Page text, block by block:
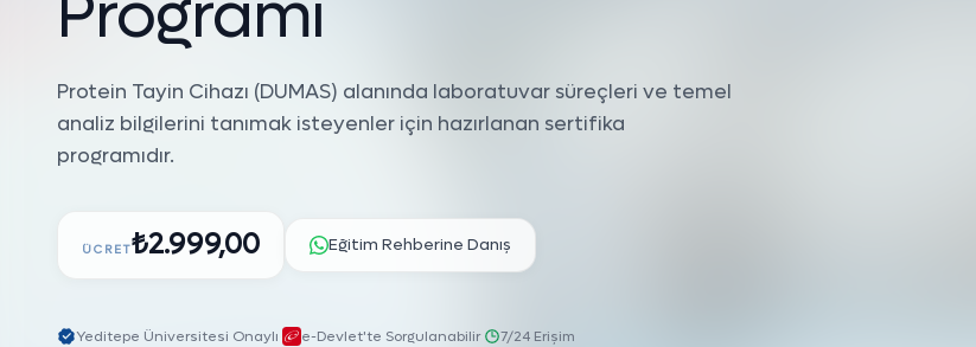
Protein Tayin Cihazı (DUMAS) alanında laboratuvar süreçleri ve temel
analiz bilgilerini tanımak isteyenler için hazırlanan sertifika
programıdır.
ÜCRET₺2.999,00 Eğitim Rehberine Danış
Yeditepe Üniversitesi Onaylı e-Devlet'te Sorgulanabilir· 7/24 Erişim